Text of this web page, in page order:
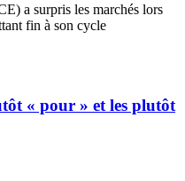
a surpris les marchés lors
fin à son cycle
« pour » et les plutôt